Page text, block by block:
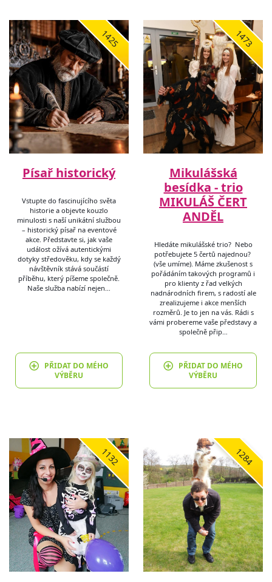
1425
Písař historický
Vstupte do fascinujícího světa
historie a objevte kouzlo
minulosti s naší unikátní službou
– historický písař na eventové
akce. Představte si, jak vaše
událost ožívá autentickými
dotyky středověku, kdy se každý
návštěvník stává součástí
příběhu, který píšeme společně.
Naše služba nabízí nejen…
PŘIDAT DO MÉHO
VÝBĚRU
1473
Mikulášská
besídka - trio
MIKULÁŠ ČERT
ANDĚL
Hledáte mikulášské trio? Nebo
potřebujete 5 čertů najednou?
(vše umíme). Máme zkušenost s
pořádáním takových programů i
pro klienty z řad velkých
nadnárodních firem, s radostí ale
zrealizujeme i akce menších
rozměrů. Je to jen na vás. Rádi s
vámi probereme vaše představy a
společně přip…
PŘIDAT DO MÉHO
VÝBĚRU
1132 1284